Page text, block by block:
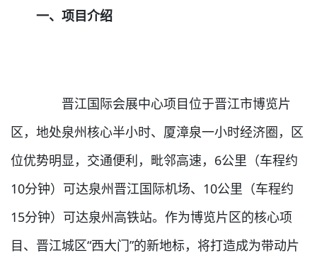
一、项目介绍
晋江国际会展中心项目位于晋江市博览片
区，地处泉州核心半小时、厦漳泉一小时经济圈，区
位优势明显，交通便利，毗邻高速，6公里（车程约
10分钟）可达泉州晋江国际机场、10公里（车程约
15分钟）可达泉州高铁站。作为博览片区的核心项
目、晋江城区“西大门”的新地标，将打造成为带动片